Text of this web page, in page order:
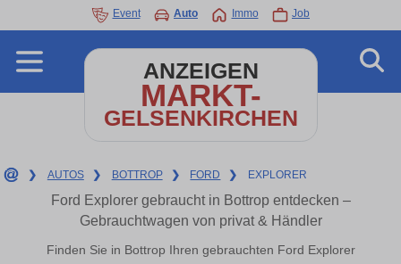
Event Auto Immo Job
ANZEIGEN
MARKT-
GELSENKIRCHEN
❯ AUTOS ❯ BOTTROP ❯ FORD ❯ EXPLORER
Ford Explorer gebraucht in Bottrop entdecken –
Gebrauchtwagen von privat & Händler
Finden Sie in Bottrop Ihren gebrauchten Ford Explorer